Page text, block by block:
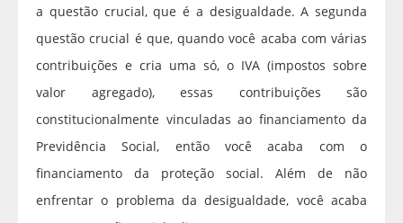
a questão crucial, que é a desigualdade. A segunda
questão crucial é que, quando você acaba com várias
contribuições e cria uma só, o IVA (impostos sobre
valor agregado), essas contribuições são
constitucionalmente vinculadas ao financiamento da
Previdência Social, então você acaba com o
financiamento da proteção social. Além de não
enfrentar o problema da desigualdade, você acaba